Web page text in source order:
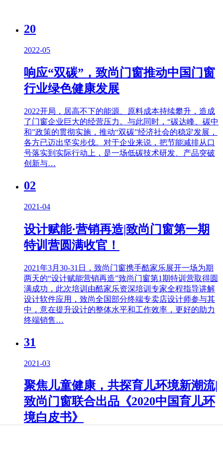
20
2022-05
响应“双碳”，致尚门窗推动中国门窗
行业绿色健康发展
2022开局，居高不下的能源、原料成本持续攀升，造成
了门窗企业巨大的经营压力。与此同时，“碳达峰、碳中
和”政策的贯彻实施，推动“双碳”经济社会的稳定发展，
各方已迈出坚实步伐。对于企业来说，把节能减排从口
号落实到实际行动上，是一场低碳技术研发、产品突破
创新与…
02
2021-04
设计赋能·营销再造|致尚门窗第一期
特训营圆满收官！
2021年3月30-31日，致尚门窗携手酷家乐展开一场为期
两天的“设计赋能营销再造”致尚门窗第1期特训营取得圆
满成功，此次培训由酷家乐资深培训专家全程指导讲解
设计软件应用，致尚全国部分终端专卖店设计师参与其
中，意在提升设计的整体水平和工作效率，更好的助力
终端销售…
31
2021-03
聚焦儿童健康，共探育儿环境新潮流|
致尚门窗联合出品《2020中国育儿环
境白皮书》